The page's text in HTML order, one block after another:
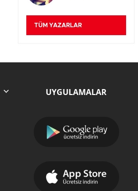
TÜM YAZARLAR
UYGULAMALAR